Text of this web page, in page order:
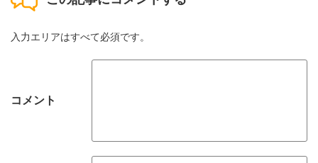
入力エリアはすべて必須です。
コメント